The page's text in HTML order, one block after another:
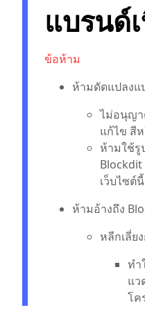
แบรนด์
ข้อห้าม
ห้ามดัดแปลงแ
ไม่อนุญา
แก้ไข สี
ห้ามใช้รู
เว็บไซต์นี้
ห้ามอ้างถึง
หลีกเลี่ย
ทำ
แว
โค